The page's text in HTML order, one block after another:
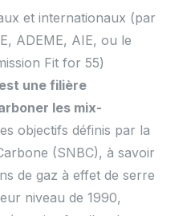
et internationaux (par
ADEME, AIE, ou le
Fit for 55)
une filière
les mix-
objectifs définis par la
(SNBC), à savoir
de gaz à effet de serre
niveau de 1990,